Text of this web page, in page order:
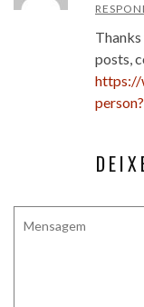
posts,
https://